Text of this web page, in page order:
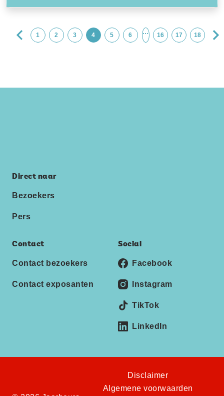
1 2 3 4 5 6 … 16 17 18
Direct naar
Bezoekers
Pers
Contact
Contact bezoekers
Contact exposanten
Social
Facebook
Instagram
TikTok
LinkedIn
Disclaimer
Algemene voorwaarden